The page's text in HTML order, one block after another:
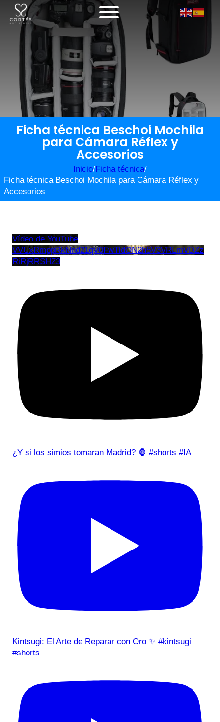
Ficha técnica Beschoi Mochila
para Cámara Réflex y
Accesorios
Inicio/Ficha técnica/
Ficha técnica Beschoi Mochila para Cámara Réflex y
Accesorios
Vídeo de YouTube
VVUxRmppRkNnd21qV0FwTldON2h5V3VRLmVDZz
RiRjRRSHZ3
¿Y si los simios tomaran Madrid? 🦍 #shorts #IA
Kintsugi: El Arte de Reparar con Oro ✨ #kintsugi
#shorts